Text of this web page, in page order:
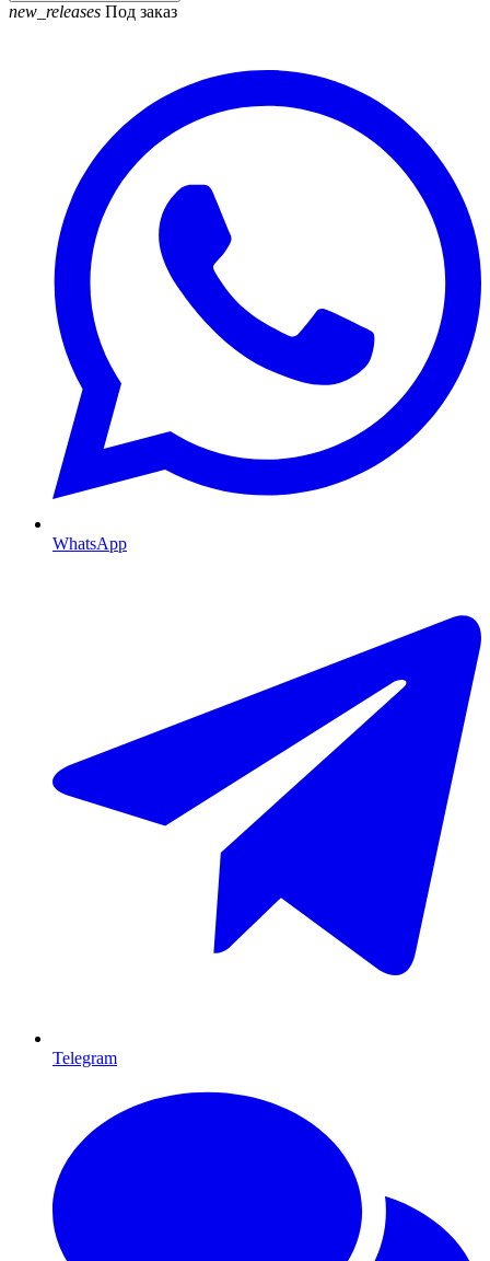
new_releases Под заказ
WhatsApp
Telegram